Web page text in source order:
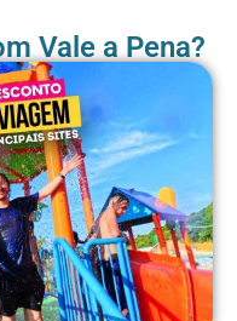
Vale a Pena?